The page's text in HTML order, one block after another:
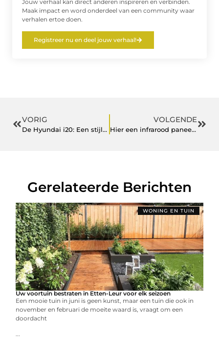
Jouw verhaal kan direct anderen inspireren en verbinden.
Maak impact en word onderdeel van een community waar
verhalen ertoe doen.
Registreer nu en deel jouw verhaal!
VORIG
De Hyundai i20: Een stijlvolle en geavanceerde auto
VOLGENDE
Hier een infrarood paneel kopen
Gerelateerde Berichten
WONING EN TUIN
Uw voortuin bestraten in Etten-Leur voor elk seizoen
Een mooie tuin in juni is geen kunst, maar een tuin die ook in
november en februari de moeite waard is, vraagt om een
doordacht
...